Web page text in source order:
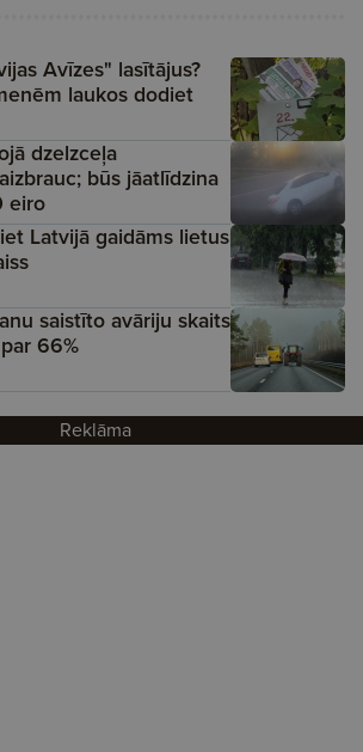
Avīzes" lasītājus?
laukos dodiet
dzelzceļa
būs jāatlīdzina
eiro
Latvijā gaidāms lietus
saistīto avāriju skaits
66%
Reklāma